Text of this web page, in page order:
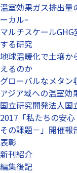
温室効果ガス排出量
ーカルｰ
マルチスケール
する研究
地球温暖化で土壌か
えるのか
グローバルなメタン
アジア域への温室
国立研究開発法人
2017「私たちの安
その課題－」開催報
表彰
新刊紹介
編集後記